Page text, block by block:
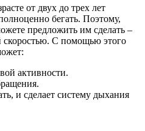
от двух до трех лет
бегать. Поэтому,
предложить им сделать –
скоростью. С помощью этого
активности.
и сделает систему дыхания